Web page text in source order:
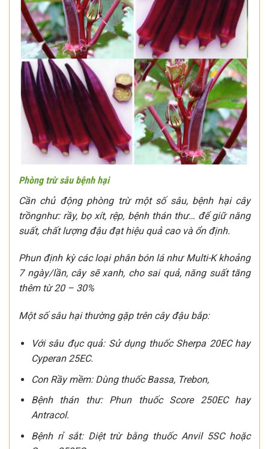
Phòng trừ sâu bệnh hại
Cần chủ động phòng trừ một số sâu, bệnh hại cây
trồngnhư: rầy, bọ xít, rệp, bệnh thán thư… để giữ năng
suất, chất lượng đậu đạt hiệu quả cao và ổn định.
Phun định kỳ các loại phân bón lá như Multi-K khoảng
7 ngày/lần, cây sẽ xanh, cho sai quả, năng suất tăng
thêm từ 20 – 30%
Một số sâu hại thường gặp trên cây đậu bắp:
Với sâu đục quả: Sử dụng thuốc Sherpa 20EC hay
Cyperan 25EC.
Con Rầy mềm: Dùng thuốc Bassa, Trebon,
Bệnh thán thư: Phun thuốc Score 250EC hay
Antracol.
Bệnh rỉ sắt: Diệt trừ bằng thuốc Anvil 5SC hoặc